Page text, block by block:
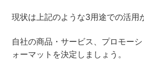
現状は上記のような3用途での活用
自社の商品・サービス、プロモー
ォーマットを決定しましょう。